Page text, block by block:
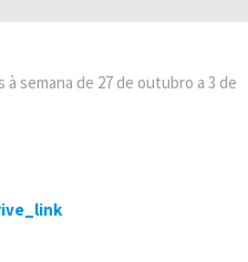
semana de 27 de outubro a 3 de